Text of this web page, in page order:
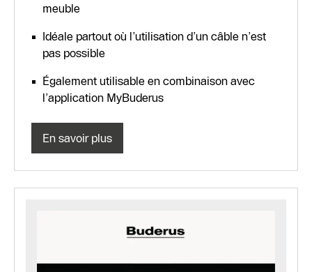
meuble
Idéale partout où l’utilisation d’un câble n’est
pas possible
Également utilisable en combinaison avec
l’application MyBuderus
En savoir plus